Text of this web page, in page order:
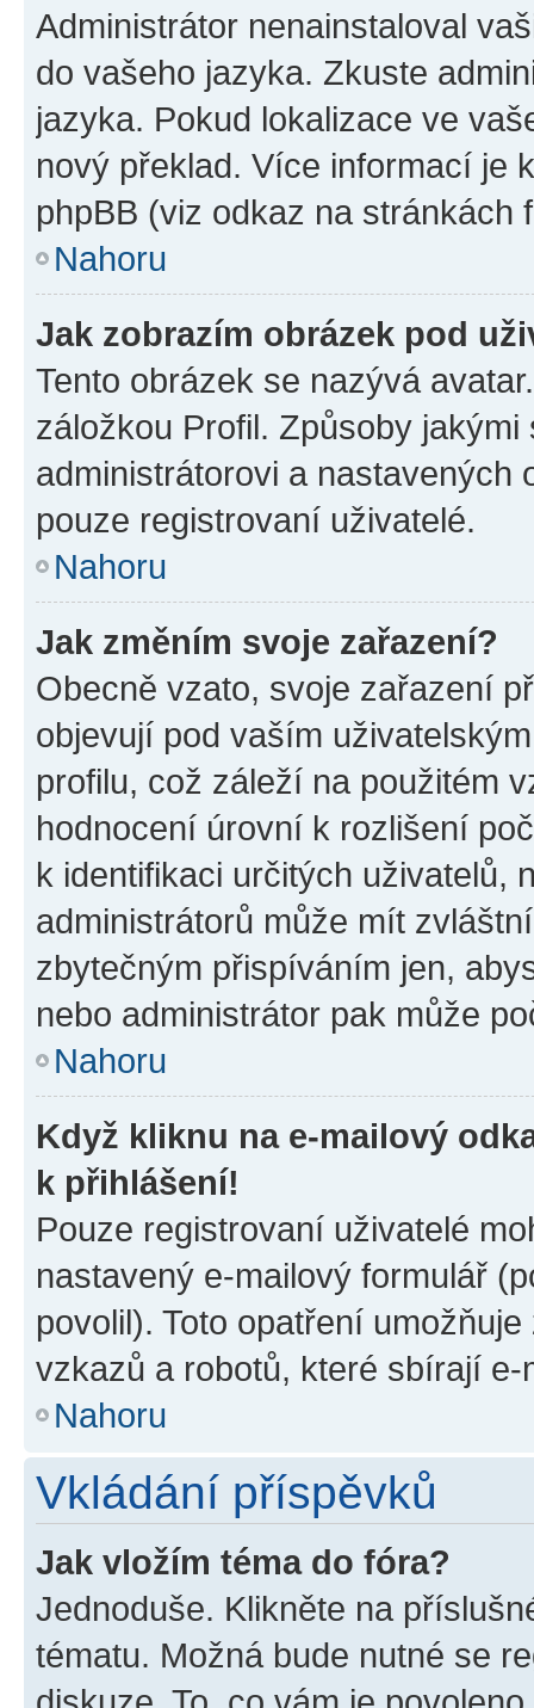
Administrátor nenainstaloval
do vašeho jazyka. Zkuste
jazyka. Pokud lokalizace ve
nový překlad. Více informací je
phpBB (viz odkaz na stránkách
Nahoru
Jak zobrazím obrázek pod
Tento obrázek se nazývá
záložkou Profil. Způsoby
administrátorovi a nastavených
pouze registrovaní uživatelé.
Nahoru
Jak změním svoje zařazení?
Obecně vzato, svoje zařazení
objevují pod vaším
profilu, což záleží na použitém
hodnocení úrovní k rozlišení
k identifikaci určitých uživatelů,
administrátorů může mít
zbytečným přispíváním jen,
nebo administrátor pak může
Nahoru
Když kliknu na e-mailový
k přihlášení!
Pouze registrovaní uživatelé
nastavený e-mailový formulář
povolil). Toto opatření
vzkazů a robotů, které sbírají e-
Nahoru
Vkládání příspěvků
Jak vložím téma do fóra?
Jednoduše. Klikněte na
tématu. Možná bude nutné se